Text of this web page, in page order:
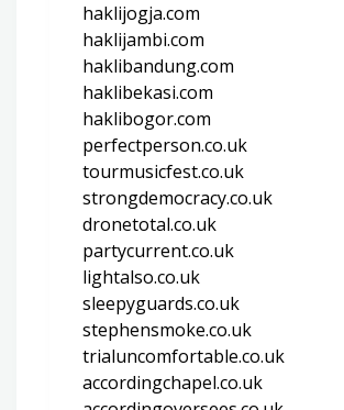
haklijogja.com
haklijambi.com
haklibandung.com
haklibekasi.com
haklibogor.com
perfectperson.co.uk
tourmusicfest.co.uk
strongdemocracy.co.uk
dronetotal.co.uk
partycurrent.co.uk
lightalso.co.uk
sleepyguards.co.uk
stephensmoke.co.uk
trialuncomfortable.co.uk
accordingchapel.co.uk